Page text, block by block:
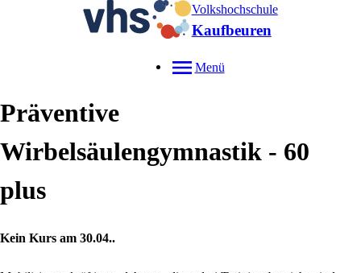
Volkshochschule
Kaufbeuren
Menü
Präventive
Wirbelsäulengymnastik - 60
plus
Kein Kurs am 30.04..